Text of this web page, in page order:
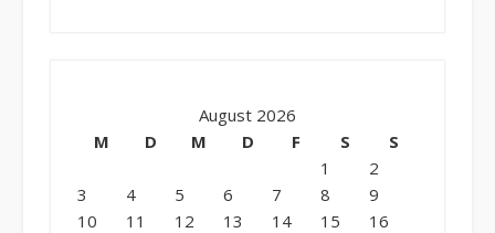
August 2026
M
D M D F S
S
1
2
3
4 5 6 7 8
9
10
11 12 13 14 15 16